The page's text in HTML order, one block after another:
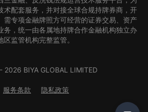
术配套服务，并对接全球合规持牌券商，开
需专项金融牌照方可经营的证券交易、资产
务，统一由各属地持牌合作金融机构独立办
监管机构完整监管。
2026 BIYA GLOBAL LIMITED
服务条款 隐私政策